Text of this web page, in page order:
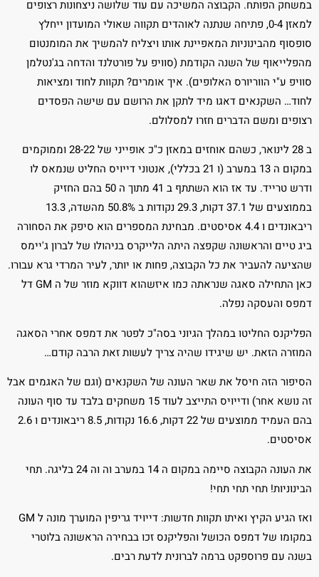
במשחק הפותח. הקבוצה המשיכה עם עוד שלושה ניצחונות רצופים
למאזן 0-4, פתיחה שנתנה לאוהדים תקווה שאולי המועדון ייחלץ
סופסוף מהבינוניות המאפיינת אותו ויצליח להמשיך את המומנטום
מהפלייאוף של השנה הקודמת (סוויפ על פורטלנד והדחה בג'נטלמן
סוויפ ע"י הווריורס האלופים). איך אומרים? תקוות לחוד ומציאות
לחוד… השקנאים דאגו מיד לתקן את הרושם עם שישה הפסדים
רצופים ומשם הדברים חזרו למסלולם.
ב 28 לינואר, כשהם אוחזים במאזן כ"כ אופייני של 28-22 וממוקמים
במקום ה 13 במערב (ו 21 בכללי), אנטוני דייויס החליט שנמאס לו
ודרש טרייד. עד אז הוא השתתף ב 41 מתוך ה 50 בהם החזיק
בממוצעים של 37.1 דקות, 29.3 נקודות ב 50.8% מהשדה, 13.3
ריבאונדים ו 4.4 אסיסטים. מבחינת המספרים הוא סיפק את הסחורה
ביג טיים והראשונה שקפצה היתה הלייקרס בניהולו של לברון ג'יימס
שהציעה להעביר את כל הקבוצה, פחות או יותר, לעיר המרדי גרא עבורו.
כאן התחילה סאגה שנראתה כמו איזשהוא דווקא מוזר של ה GM דל
דמפס והעסקה נפלה.
הפליקנס החליטו במהלך הגיוני בסה"כ לפטר את דמפס אחרי הסאגה
המוזרה הזאת. יש שיגידו שהיה צריך לעשות זאת הרבה קודם…
הסיפור הזה חיסל את שאר העונה של השקנאים (וגם של האגמים אבל
זה נושא אחר) ודייויס התייצב לעוד 15 משחקים בלבד עד סוף העונה
בהם העמיד ממוצעים של 22 דקות, 16.6 נקודות, 8.5 ריבאונדים ו 2.6
אסיסטים.
את העונה הקבוצה סיימה במקום ה 14 במערב וה וה 24 בליגה. תחי
הבינוניות! תחי תחי תחי!
ואז הגיע הקיץ ואיתו תקוות חדשות: דייויד גריפין המוערך מונה ל GM
במקומו של דמפס הכושל והפליקנס זכו בבחירה הראשונה בלוטרי
בשנה עם פרוספקט ברמה לברונית לדעת רבים.